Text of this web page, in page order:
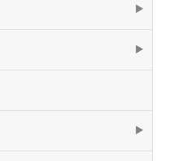
▶
▶
▶